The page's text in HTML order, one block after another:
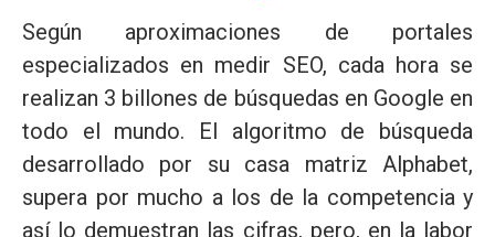
Según aproximaciones de portales
especializados en medir SEO, cada hora se
realizan 3 billones de búsquedas en Google en
todo el mundo. El algoritmo de búsqueda
desarrollado por su casa matriz Alphabet,
supera por mucho a los de la competencia y
así lo demuestran las cifras, pero, en la labor